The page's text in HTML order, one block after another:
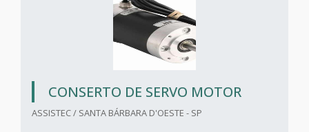
CONSERTO DE SERVO MOTOR
ASSISTEC / SANTA BÁRBARA D'OESTE - SP